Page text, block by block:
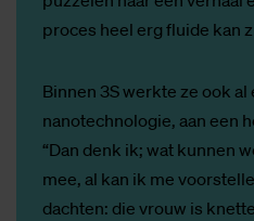
proces heel erg fluide kan
Binnen 3S werkte ze ook
nanotechnologie, aan een
“Dan denk ik; wat kunnen
mee, al kan ik me
dachten: die vrouw is